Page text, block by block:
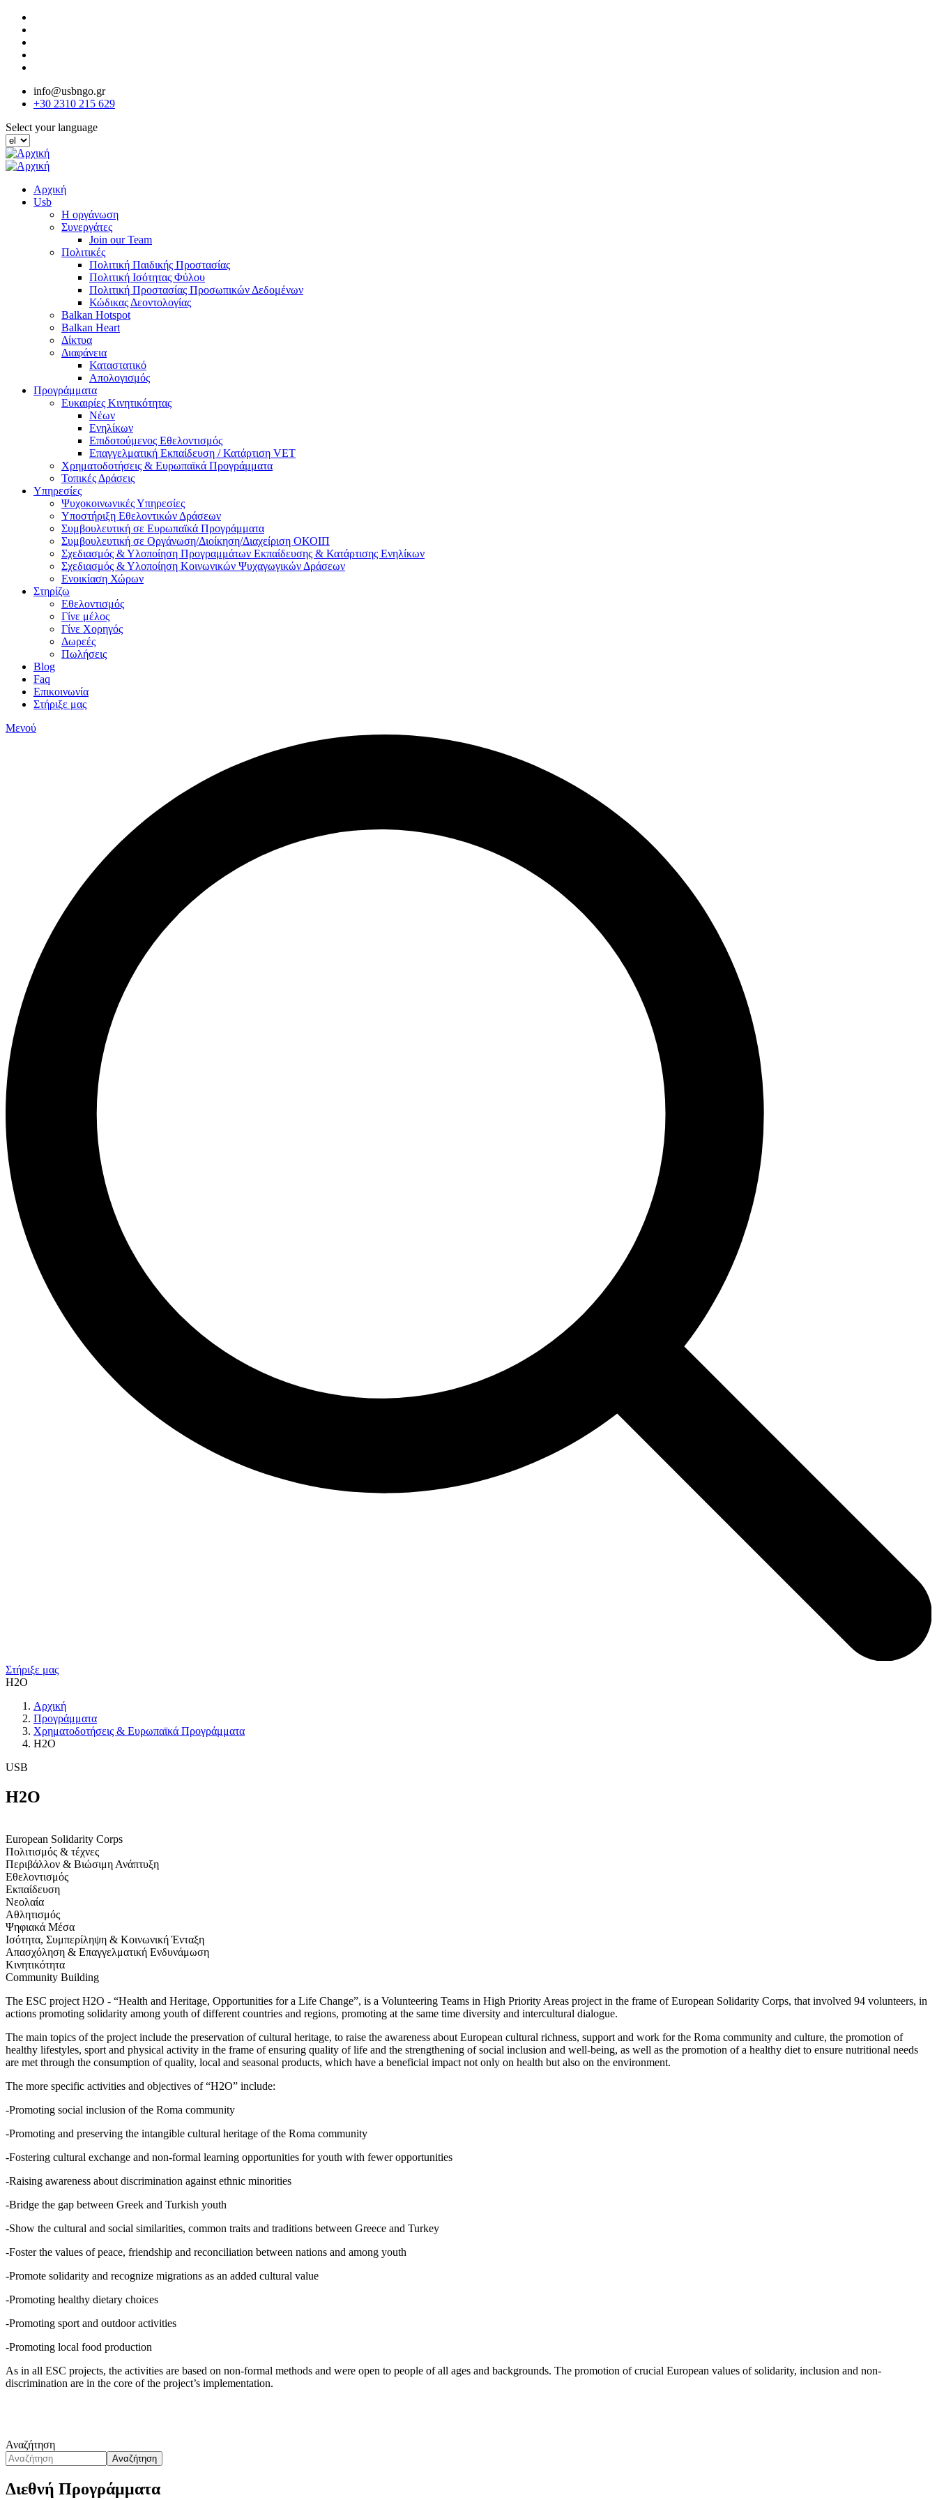
Παράκαμψη
προς
κυρίως
περιεχόμενο
info@usbngo.gr
+30 2310 215 629
Select your language
Αρχική
Usb
Η οργάνωση
Συνεργάτες
Join our Team
Πολιτικές
Πολιτική Παιδικής Προστασίας
Πολιτική Ισότητας Φύλου
Πολιτική Προστασίας Προσωπικών Δεδομένων
Κώδικας Δεοντολογίας
Balkan Hotspot
Balkan Heart
Δίκτυα
Διαφάνεια
Καταστατικό
Απολογισμός
Προγράμματα
Ευκαιρίες Κινητικότητας
Νέων
Ενηλίκων
Επιδοτούμενος Εθελοντισμός
Επαγγελματική Εκπαίδευση / Κατάρτιση VET
Χρηματοδοτήσεις & Ευρωπαϊκά Προγράμματα
Τοπικές Δράσεις
Υπηρεσίες
Ψυχοκοινωνικές Υπηρεσίες
Υποστήριξη Εθελοντικών Δράσεων
Συμβουλευτική σε Ευρωπαϊκά Προγράμματα
Συμβουλευτική σε Οργάνωση/Διοίκηση/Διαχείριση ΟΚΟΙΠ
Σχεδιασμός & Υλοποίηση Προγραμμάτων Εκπαίδευσης & Κατάρτισης Ενηλίκων
Σχεδιασμός & Υλοποίηση Κοινωνικών Ψυχαγωγικών Δράσεων
Ενοικίαση Χώρων
Στηρίζω
Εθελοντισμός
Γίνε μέλος
Γίνε Χορηγός
Δωρεές
Πωλήσεις
Blog
Faq
Επικοινωνία
Στήριξε μας
Μενού
Στήριξε μας
H2O
Αρχική
Προγράμματα
Χρηματοδοτήσεις & Ευρωπαϊκά Προγράμματα
H2O
USB
H2O
European Solidarity Corps
Πολιτισμός & τέχνες
Περιβάλλον & Βιώσιμη Ανάπτυξη
Εθελοντισμός
Εκπαίδευση
Νεολαία
Αθλητισμός
Ψηφιακά Μέσα
Ισότητα, Συμπερίληψη & Κοινωνική Ένταξη
Απασχόληση & Επαγγελματική Ενδυνάμωση
Κινητικότητα
Community Building
The ESC project H2O - “Health and Heritage, Opportunities for a Life Change”, is a Volunteering Teams in High Priority Areas project in the frame of European Solidarity Corps, that involved 94 volunteers, in
actions promoting solidarity among youth of different countries and regions, promoting at the same time diversity and intercultural dialogue.
The main topics of the project include the preservation of cultural heritage, to raise the awareness about European cultural richness, support and work for the Roma community and culture, the promotion of
healthy lifestyles, sport and physical activity in the frame of ensuring quality of life and the strengthening of social inclusion and well-being, as well as the promotion of a healthy diet to ensure nutritional needs
are met through the consumption of quality, local and seasonal products, which have a beneficial impact not only on health but also on the environment.
The more specific activities and objectives of “H2O” include:
-Promoting social inclusion of the Roma community
-Promoting and preserving the intangible cultural heritage of the Roma community
-Fostering cultural exchange and non-formal learning opportunities for youth with fewer opportunities
-Raising awareness about discrimination against ethnic minorities
-Bridge the gap between Greek and Turkish youth
-Show the cultural and social similarities, common traits and traditions between Greece and Turkey
-Foster the values of peace, friendship and reconciliation between nations and among youth
-Promote solidarity and recognize migrations as an added cultural value
-Promoting healthy dietary choices
-Promoting sport and outdoor activities
-Promoting local food production
As in all ESC projects, the activities are based on non-formal methods and were open to people of all ages and backgrounds. The promotion of crucial European values of solidarity, inclusion and non-
discrimination are in the core of the project’s implementation.
Αναζήτηση
Αναζήτηση
Διεθνή Προγράμματα